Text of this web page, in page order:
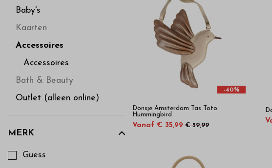
hoge
kwaliteit
in
onze
webshop
Baby's
Kaarten
Accessoires
Accessoires
Bath & Beauty
Outlet (alleen online)
MERK
Guess
-40%
Donsje Amsterdam Tas Toto
Hummingbird
Vanaf € 35,99 € 59,99